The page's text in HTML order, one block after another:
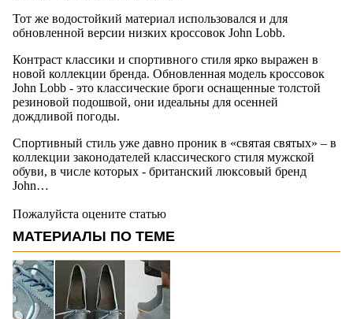
Тот же водостойкий материал использовался и для
обновленной версии низких кроссовок John Lobb.
Контраст классики и спортивного стиля ярко выражен в
новой коллекции бренда. Обновленная модель кроссовок
John Lobb - это классические броги оснащенные толстой
резиновой подошвой, они идеальны для осенней
дождливой погоды.
Спортивный стиль уже давно проник в «святая святых» – в
коллекции законодателей классического стиля мужской
обуви, в числе которых - британский люксовый бренд
John…
Пожалуйста оцените статью
МАТЕРИАЛЫ ПО ТЕМЕ